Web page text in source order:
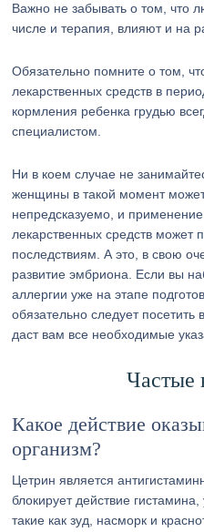
Важно не забывать о том, что
числе и терапия, влияют и на
Обязательно помните о том,
лекарственных средств в
кормления ребенка грудью
специалистом.
Ни в коем случае не
женщины в такой момент
непредсказуемо, и
лекарственных средств может
последствиям. А это, в свою
развитие эмбриона. Если вы
аллергии уже на этапе
обязательно следует посетить
даст вам все необходимые
Частые
Какое действие
организм?
Цетрин является
блокирует действие
такие как зуд, насморк и